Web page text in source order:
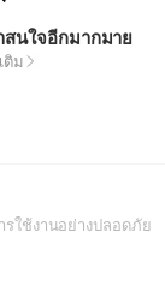
นใจอีกมากมาย
ติม
ใช้งานอย่างปลอดภัย